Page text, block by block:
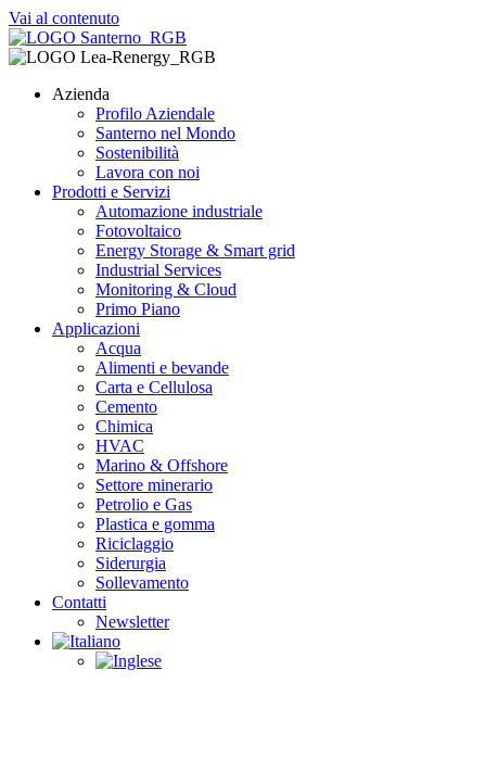
Vai al contenuto
Azienda
Profilo Aziendale
Santerno nel Mondo
Sostenibilità
Lavora con noi
Prodotti e Servizi
Automazione industriale
Fotovoltaico
Energy Storage & Smart grid
Industrial Services
Monitoring & Cloud
Primo Piano
Applicazioni
Acqua
Alimenti e bevande
Carta e Cellulosa
Cemento
Chimica
HVAC
Marino & Offshore
Settore minerario
Petrolio e Gas
Plastica e gomma
Riciclaggio
Siderurgia
Sollevamento
Contatti
Newsletter